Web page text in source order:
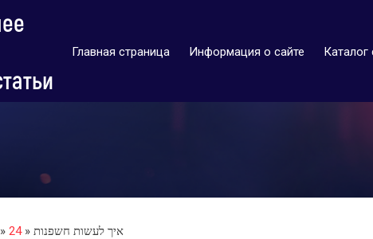
Главная страница Информация о сайте Каталог
» 24 » איך לעשות חשפנות